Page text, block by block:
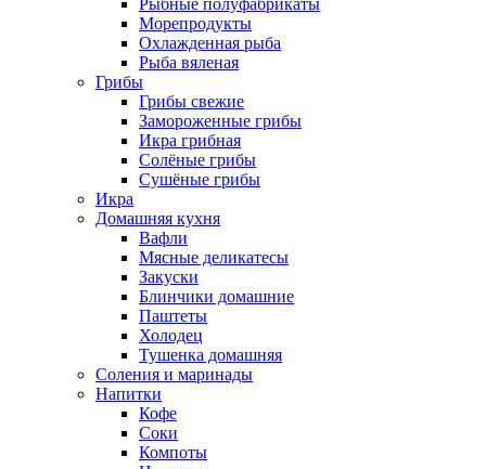
Рыбные полуфабрикаты
Морепродукты
Охлажденная рыба
Рыба вяленая
Грибы
Грибы свежие
Замороженные грибы
Икра грибная
Солёные грибы
Сушёные грибы
Икра
Домашняя кухня
Вафли
Мясные деликатесы
Закуски
Блинчики домашние
Паштеты
Холодец
Тушенка домашняя
Соления и маринады
Напитки
Кофе
Соки
Компоты